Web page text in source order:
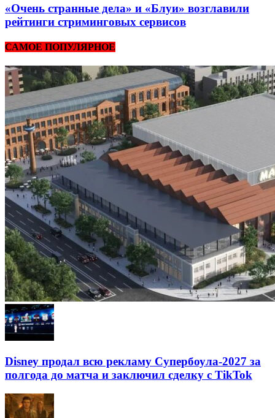
«Очень странные дела» и «Блуи» возглавили
рейтинги стриминговых сервисов
САМОЕ ПОПУЛЯРНОЕ
Disney продал всю рекламу Супербоула-2027 за
полгода до матча и заключил сделку с TikTok